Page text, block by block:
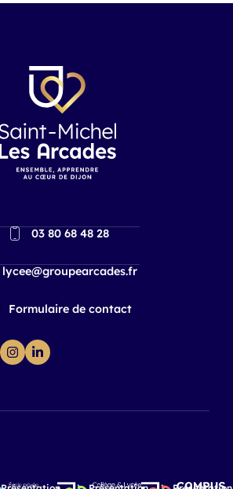
03 80 68 48 28
lycee@groupearcades.fr
Formulaire de contact